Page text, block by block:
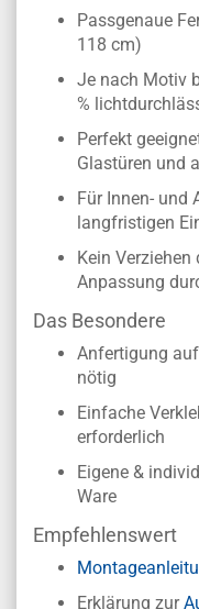
Passgenaue
118 cm)
Je nach Motiv
%
Perfekt
Glastüren und
Für Innen- und
langfristigen
Kein
Anpassung
Das Besondere
Anfertigung
nötig
Einfache
erforderlich
Eigene &
Ware
Empfehlenswert
Erklärung zur